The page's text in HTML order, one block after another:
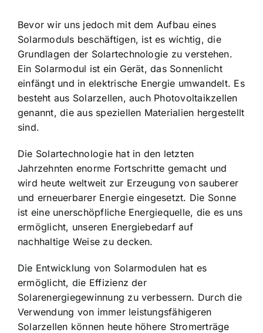
Bevor wir uns jedoch mit dem Aufbau eines
Solarmoduls beschäftigen, ist es wichtig, die
Grundlagen der Solartechnologie zu verstehen.
Ein Solarmodul ist ein Gerät, das Sonnenlicht
einfängt und in elektrische Energie umwandelt. Es
besteht aus Solarzellen, auch Photovoltaikzellen
genannt, die aus speziellen Materialien hergestellt
sind.
Die Solartechnologie hat in den letzten
Jahrzehnten enorme Fortschritte gemacht und
wird heute weltweit zur Erzeugung von sauberer
und erneuerbarer Energie eingesetzt. Die Sonne
ist eine unerschöpfliche Energiequelle, die es uns
ermöglicht, unseren Energiebedarf auf
nachhaltige Weise zu decken.
Die Entwicklung von Solarmodulen hat es
ermöglicht, die Effizienz der
Solarenergiegewinnung zu verbessern. Durch die
Verwendung von immer leistungsfähigeren
Solarzellen können heute höhere Stromerträge